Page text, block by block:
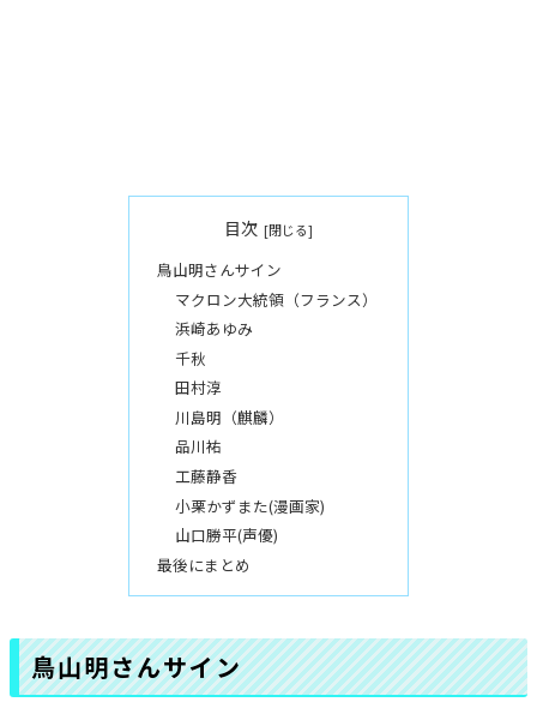
目次
鳥山明さんサイン
マクロン大統領（フランス）
浜崎あゆみ
千秋
田村淳
川島明（麒麟）
品川祐
工藤静香
小栗かずまた(漫画家)
山口勝平(声優)
最後にまとめ
鳥山明さんサイン